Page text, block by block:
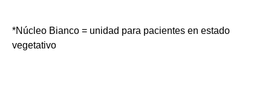
*Núcleo Bianco = unidad para pacientes en estado
vegetativo